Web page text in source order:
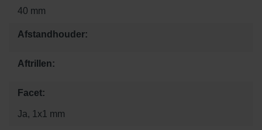
40 mm
Afstandhouder:
Aftrillen:
Facet:
Ja, 1x1 mm